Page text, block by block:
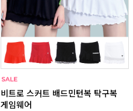
비트로 스커트 배드민턴복 탁구복
게임웨어